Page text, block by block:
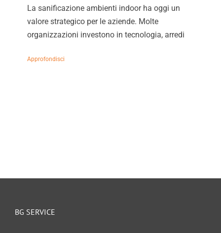
La sanificazione ambienti indoor ha oggi un
valore strategico per le aziende. Molte
organizzazioni investono in tecnologia, arredi
BG SERVICE